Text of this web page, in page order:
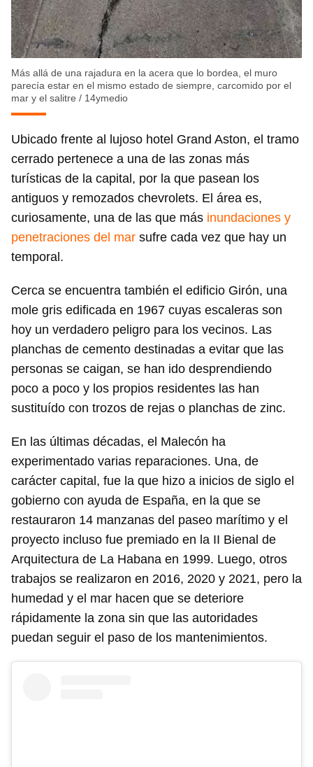
Más allá de una rajadura en la acera que lo bordea, el muro
parecía estar en el mismo estado de siempre, carcomido por el
mar y el salitre / 14ymedio
Ubicado frente al lujoso hotel Grand Aston, el tramo
cerrado pertenece a una de las zonas más
turísticas de la capital, por la que pasean los
antiguos y remozados chevrolets. El área es,
curiosamente, una de las que más inundaciones y
penetraciones del mar sufre cada vez que hay un
temporal.
Cerca se encuentra también el edificio Girón, una
mole gris edificada en 1967 cuyas escaleras son
hoy un verdadero peligro para los vecinos. Las
planchas de cemento destinadas a evitar que las
personas se caigan, se han ido desprendiendo
poco a poco y los propios residentes las han
sustituído con trozos de rejas o planchas de zinc.
En las últimas décadas, el Malecón ha
experimentado varias reparaciones. Una, de
carácter capital, fue la que hizo a inicios de siglo el
gobierno con ayuda de España, en la que se
restauraron 14 manzanas del paseo marítimo y el
proyecto incluso fue premiado en la II Bienal de
Arquitectura de La Habana en 1999. Luego, otros
trabajos se realizaron en 2016, 2020 y 2021, pero la
humedad y el mar hacen que se deteriore
rápidamente la zona sin que las autoridades
puedan seguir el paso de los mantenimientos.